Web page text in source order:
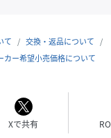
て
交換・返品について
カー希望小売価格について
Xで共有